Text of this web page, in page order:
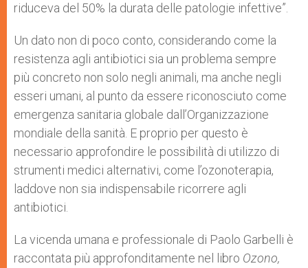
riduceva del 50% la durata delle patologie infettive”.
Un dato non di poco conto, considerando come la
resistenza agli antibiotici sia un problema sempre
più concreto non solo negli animali, ma anche negli
esseri umani, al punto da essere riconosciuto come
emergenza sanitaria globale dall’Organizzazione
mondiale della sanità. E proprio per questo è
necessario approfondire le possibilità di utilizzo di
strumenti medici alternativi, come l’ozonoterapia,
laddove non sia indispensabile ricorrere agli
antibiotici.
La vicenda umana e professionale di Paolo Garbelli è
raccontata più approfonditamente nel libro Ozono,